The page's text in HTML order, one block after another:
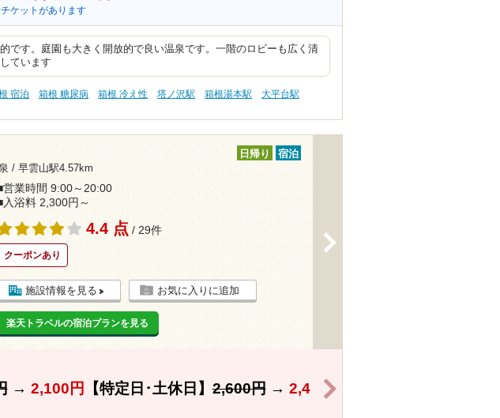
ケットがあります
です。庭園も大きく開放的で良い温泉です。一階のロビーも広く清
ています
宿泊 箱根 糖尿病 箱根 冷え性 塔ノ沢駅 箱根湯本駅
大平台駅
/ 早雲山駅4.57km
日帰り 宿泊
営業時間 9:00～20:00
入浴料 2,300円～
4.4 点 / 29件
クーポンあり
施設情報を見る お気に入りに追加
楽天トラベルの宿泊プランを見る
→ 2,100円 【特定日･土休日】2,600円→ 2,4